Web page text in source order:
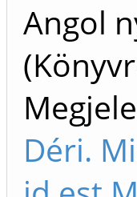
Angol
Déri.